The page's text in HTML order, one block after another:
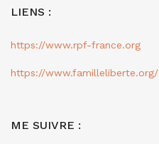
LIENS :
https://www.rpf-france.org
https://www.familleliberte.org/
ME SUIVRE :